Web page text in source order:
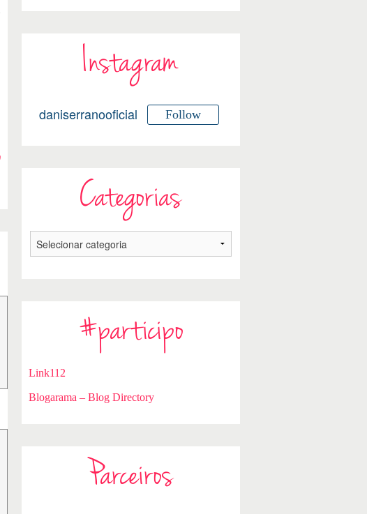
Instagram
daniserranooficial Follow
Categorias
#participo
Link112
Blogarama – Blog Directory
Parceiros